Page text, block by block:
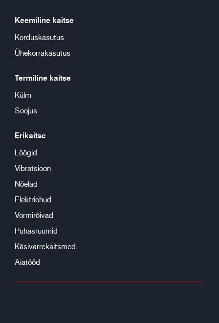
Keemiline kaitse
Korduskasutus
Ühekorrakasutus
Termiline kaitse
Külm
Soojus
Erikaitse
Löögid
Vibratsioon
Nõelad
Elektriohud
Vormirõivad
Puhasruumid
Käsivarrekaitsmed
Aiatööd